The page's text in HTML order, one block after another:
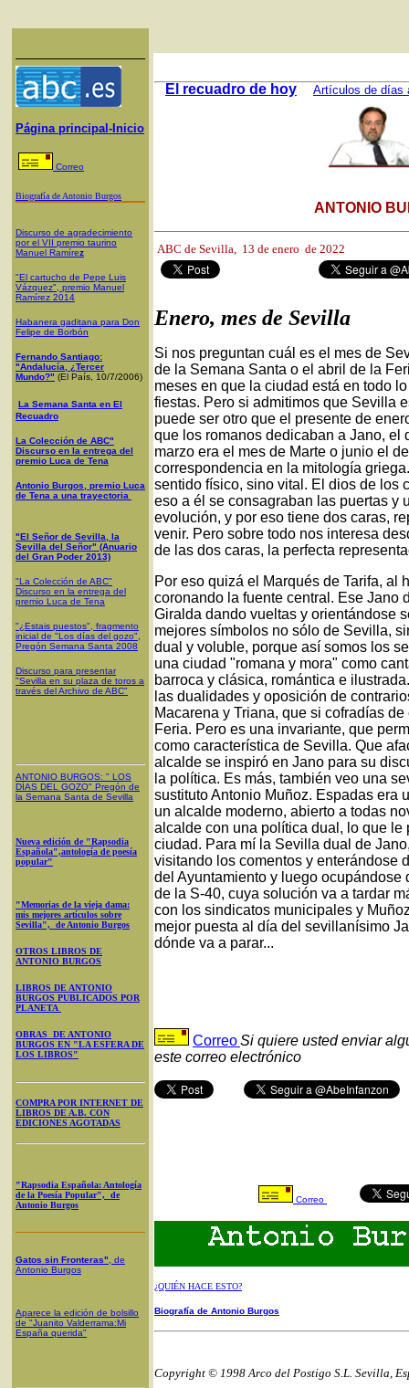
Página principal-Inicio
Correo
Biografía de Antonio Burgos
Discurso de agradecimiento
por el VII premio taurino
Manuel Ramírez
"El cartucho de Pepe Luis
Vázquez", premio Manuel
Ramírez 2014
Habanera gaditana para Don
Felipe de Borbón
Fernando Santiago:
"Andalucía, ¿Tercer
Mundo?" (El País, 10/7/2006)
La Semana Santa en El
Recuadro
La Colección de ABC"
Discurso en la entrega del
premio Luca de Tena
Antonio Burgos, premio Luca
de Tena a una trayectoria
"El Señor de Sevilla, la
Sevilla del Señor" (Anuario
del Gran Poder 2013)
"La Colección de ABC"
Discurso en la entrega del
premio Luca de Tena
"¿Estais puestos", fragmento
inicial de "Los días del gozo",
Pregón Semana Santa 2008
Discurso para presentar
"Sevilla en su plaza de toros a
través del Archivo de ABC"
ANTONIO BURGOS: " LOS
DÍAS DEL GOZO" Pregón de
la Semana Santa de Sevilla
Nueva edición de "Rapsodia
Española",antología de poesía
popular"
"Memorias de la vieja dama:
mis mejores artículos sobre
Sevilla", de Antonio Burgos
OTROS LIBROS DE
ANTONIO BURGOS
LIBROS DE ANTONIO
BURGOS PUBLICADOS POR
PLANETA
OBRAS DE ANTONIO
BURGOS EN "LA ESFERA DE
LOS LIBROS"
COMPRA POR INTERNET DE
LIBROS DE A.B. CON
EDICIONES AGOTADAS
"Rapsodia Española: Antología
de la Poesía Popular", de
Antonio Burgos
Gatos sin Fronteras" , de
Antonio Burgos
Aparece la edición de bolsillo
de "Juanito Valderrama:Mi
España querida"
El recuadro de hoy Artículos de días
ANTONIO
ABC de Sevilla, 13 de enero de 2022
Enero, mes de Sevilla
Si nos preguntan cuál es el mes de
de la Semana Santa o el abril de la
meses en que la ciudad está en todo
fiestas. Pero si admitimos que Sevilla
puede ser otro que el presente de
que los romanos dedicaban a Jano,
marzo era el mes de Marte o junio el
correspondencia en la mitología
sentido físico, sino vital. El dios de los
eso a él se consagraban las puertas y
evolución, y por eso tiene dos caras,
venir. Pero sobre todo nos interesa
de las dos caras, la perfecta
Por eso quizá el Marqués de Tarifa, al
coronando la fuente central. Ese Jano
Giralda dando vueltas y orientándose
mejores símbolos no sólo de Sevilla,
dual y voluble, porque así somos los
una ciudad "romana y mora" como
barroca y clásica, romántica e
las dualidades y oposición de
Macarena y Triana, que si cofradías
Feria. Pero es una invariante, que
como característica de Sevilla. Que
alcalde se inspiró en Jano para su
la política. Es más, también veo una
sustituto Antonio Muñoz. Espadas era
un alcalde moderno, abierto a todas
alcalde con una política dual, lo que le
ciudad. Para mí la Sevilla dual de
visitando los comentos y enterándose
del Ayuntamiento y luego
de la S-40, cuya solución va a tardar
con los sindicatos municipales y
mejor puesta al día del sevillanísimo
dónde va a parar...
CorreoSi quiere usted enviar
este correo electrónico
Correo
¿QUIÉN HACE ESTO?
Biografía de Antonio Burgos
Copyright © 1998 Arco del Postigo S.L. Sevilla,